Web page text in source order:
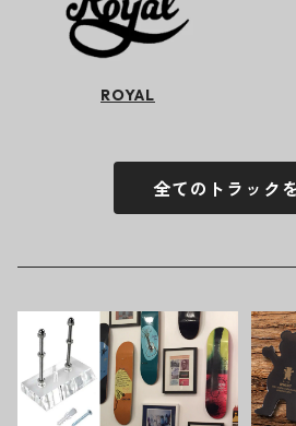
ROYAL
全てのトラック